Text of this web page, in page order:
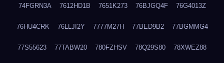
74FGRN3A 7612HD1B 7651K273 76BJGQ4F 76G4013Z
76HU4CRK 76LLJI2Y 7777M27H 77BED9B2 77BGMMG4
77S55623 77TABW20 780FZHSV 78Q29S80 78XWEZ88